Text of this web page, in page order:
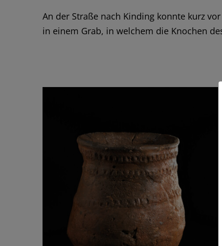
An der Straße nach Kinding konnte kurz
in einem Grab, in welchem die Knochen